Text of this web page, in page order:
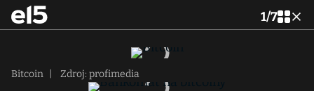
1/7
Bitcoin Zdroj: profimedia